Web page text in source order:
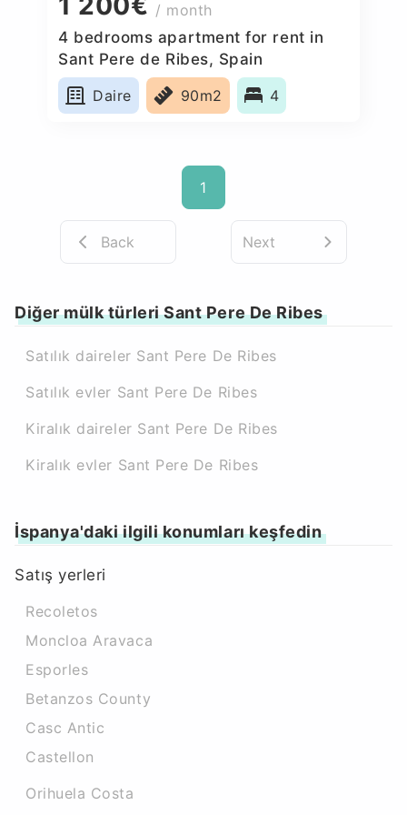
/ month
4 bedrooms apartment for rent in
Sant Pere de Ribes, Spain
Daire
90m2 4
1
Back Next
Diğer mülk türleri Sant Pere De Ribes
Satılık daireler Sant Pere De Ribes
Satılık evler Sant Pere De Ribes
Kiralık daireler Sant Pere De Ribes
Kiralık evler Sant Pere De Ribes
İspanya'daki ilgili konumları keşfedin
Satış yerleri
Recoletos
Moncloa Aravaca
Esporles
Betanzos County
Casc Antic
Castellon
Orihuela Costa